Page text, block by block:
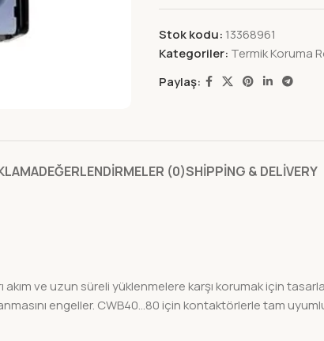
Stok kodu: 13368961
Kategoriler: Termik Koruma
Paylaş:
DEĞERLENDIRMELER (0)SHIPPING & DELIVERY
akım ve uzun süreli yüklenmelere karşı korumak için
engeller. CWB40…80 için kontaktörlerle tam